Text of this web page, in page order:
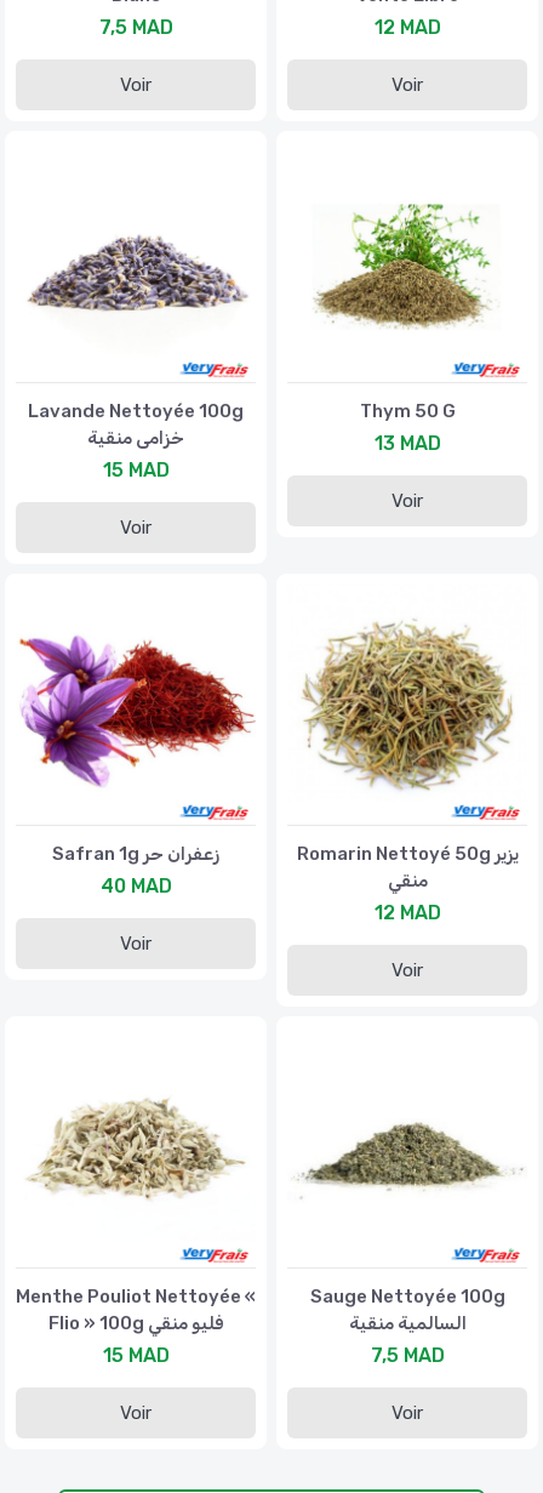
7,5 MAD
Voir
12 MAD
Voir
Lavande Nettoyée 100g
خزامى منقية
15 MAD
Voir
Thym 50 G
13 MAD
Voir
Safran 1g زعفران حر
40 MAD
Voir
Romarin Nettoyé 50g يزير
منقي
12 MAD
Voir
Menthe Pouliot Nettoyée «
Flio » 100g فليو منقي
15 MAD
Voir
Sauge Nettoyée 100g
السالمية منقية
7,5 MAD
Voir